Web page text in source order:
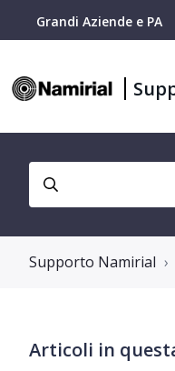
Grandi Aziende e PA
Supporto Namirial
Articoli in